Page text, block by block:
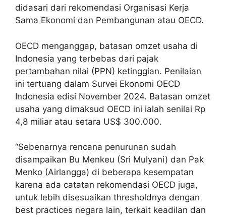
didasari dari rekomendasi Organisasi Kerja
Sama Ekonomi dan Pembangunan atau OECD.
OECD menganggap, batasan omzet usaha di
Indonesia yang terbebas dari pajak
pertambahan nilai (PPN) ketinggian. Penilaian
ini tertuang dalam Survei Ekonomi OECD
Indonesia edisi November 2024. Batasan omzet
usaha yang dimaksud OECD ini ialah senilai Rp
4,8 miliar atau setara US$ 300.000.
“Sebenarnya rencana penurunan sudah
disampaikan Bu Menkeu (Sri Mulyani) dan Pak
Menko (Airlangga) di beberapa kesempatan
karena ada catatan rekomendasi OECD juga,
untuk lebih disesuaikan thresholdnya dengan
best practices negara lain, terkait keadilan dan